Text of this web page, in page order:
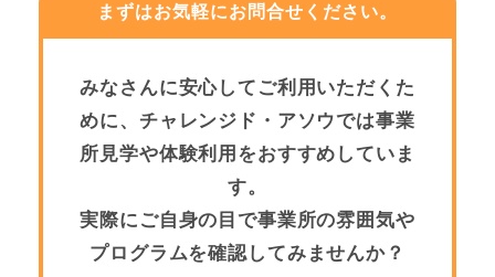
まずはお気軽にお問合せください。
みなさんに安心してご利用いただくた
めに、チャレンジド・アソウでは事業
所見学や体験利用をおすすめしていま
す。
実際にご自身の目で事業所の雰囲気や
プログラムを確認してみませんか？